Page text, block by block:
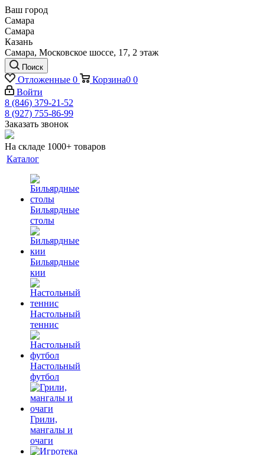
Ваш город
Самара
Самара
Казань
Самара, Московское шоссе, 17, 2 этаж
Поиск
Отложенные 0 Корзина0 0
Войти
8 (846) 379-21-52
8 (927) 755-86-99
Заказать звонок
На складе 1000+ товаров
Каталог
Бильярдные
столы
Бильярдные
кии
Настольный
теннис
Настольный
футбол
Грили,
мангалы и
очаги